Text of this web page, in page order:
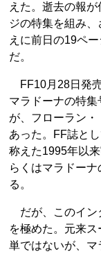
えた。逝去の報
ジの特集を組み
えに前日の19ペ
だ。
FF10月28日発
マラドーナの特
が、フローラン
あった。FF誌と
称えた1995年以
らくはマラドー
る。
だが、このイン
を極めた。元来
単ではないが、